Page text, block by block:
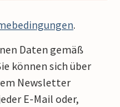
.
Daten gemäß
können sich über
Newsletter
E-Mail oder,